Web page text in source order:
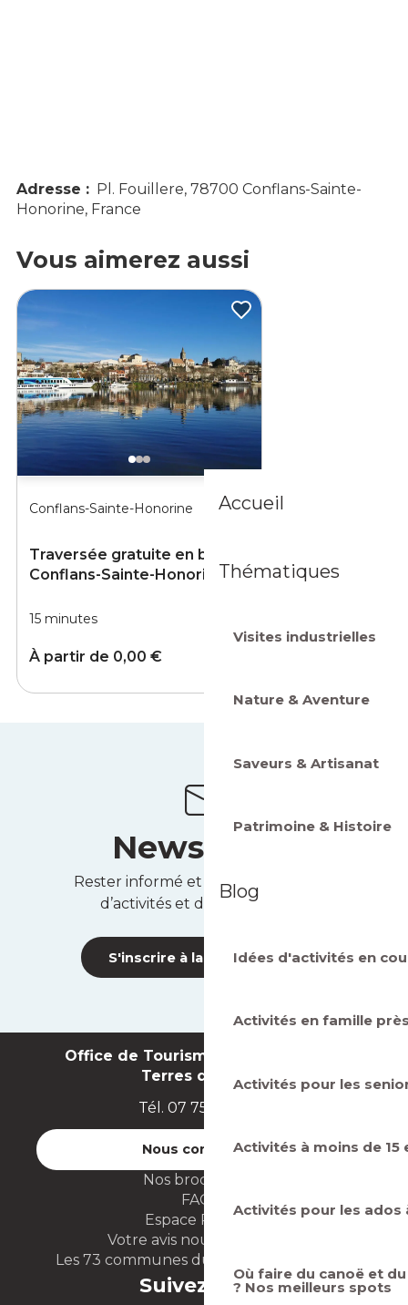
Accueil
Thématiques
Visites industrielles
Nature & Aventure
Saveurs & Artisanat
Patrimoine & Histoire
Blog
Idées d'activités en
Activités en famille
Activités pour les
Activités à moins de 15
Activités pour les ados
Où faire du canoë et
? Nos meilleurs spots
Newsletter
Rester informé et recevoir des idées
d’activités et des bons plans !
S'inscrire à la newsletter
Nos brochures
FAQ
Espace Presse
Votre avis nous intéresse
Les 73 communes du territoire GPSEO
Suivez-nous
Office de Tourisme Intercommunal
Terres de Seine
Tél. 07 75 71 07 49
Nous contacter